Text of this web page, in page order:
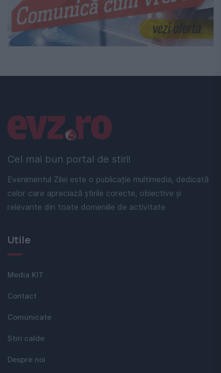
Cel mai bun portal de stiri!
Evenimentul Zilei este o publicație multimedia, dedicată
celor care apreciază știrile corecte, obiective și
relevante din toate domeniile de activitate
Linkuri utile
Utile
Media KIT
Contact
Comunicate
Stiri calde
Despre noi